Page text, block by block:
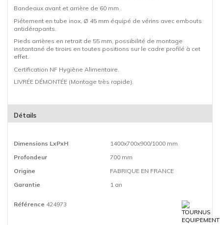
Bandeaux avant et arrière de 60 mm .
Piétement en tube inox, Ø 45 mm équipé de vérins avec embouts
antidérapants.
Pieds arrières en retrait de 55 mm, possibilité de montage
instantané de tiroirs en toutes positions sur le cadre profilé à cet
effet.
Certification NF Hygiène Alimentaire.
LIVRÉE DÉMONTÉE (Montage très rapide).
Détails
Dimensions LxPxH
1400x700x900/1000 mm
Profondeur
700 mm
Origine
FABRIQUE EN FRANCE
Garantie
1 an
Référence 424973